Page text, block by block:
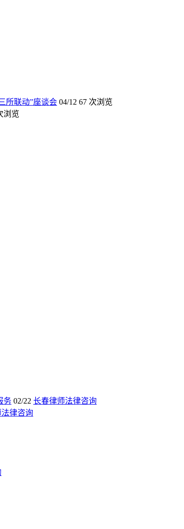
所联动”座谈会 04/12 67 次浏览
浏览
务 02/22 长春律师法律咨询
律咨询